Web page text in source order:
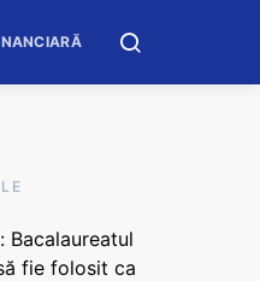
Bacalaureatul
fie folosit ca